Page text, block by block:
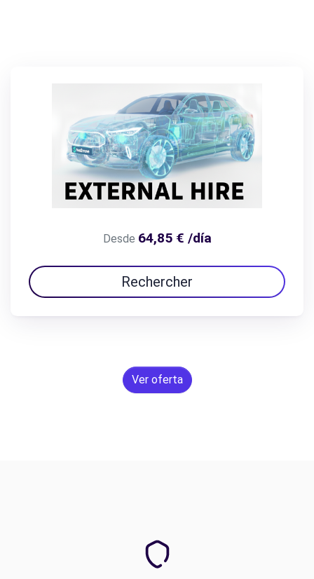
Desde 64,85 € /día
Rechercher
Ver oferta